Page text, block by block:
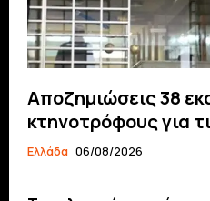
Αποζημιώσεις 38
κτηνοτρόφους για
Ελλάδα 06/08/2026